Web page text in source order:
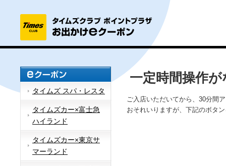
タイムズ スパ・レスタ
タイムズカー×富士急
ハイランド
タイムズカー×東京サ
マーランド
一定時間操作
ご入店いただいてから、30分間
おそれいりますが、下記のボタ